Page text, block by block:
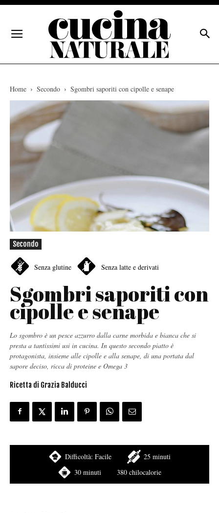
Home Secondo Sgombri saporiti con cipolle e senape
Secondo
Senza glutine Senza latte e derivati
Sgombri saporiti con
cipolle e senape
Lo sgombro è un pesce azzurro dalla carne morbida e bianca che si
presta a tantissimi usi in cucina. In questo secondo piatto è
protagonista, insieme alle cipolle e alla senape, di una portata dal
sapore deciso, ricca di proteine e Omega 3
Ricetta di Grazia Balducci
Difficoltà: Facile
25 minuti
30 minuti
380 chilocalorie